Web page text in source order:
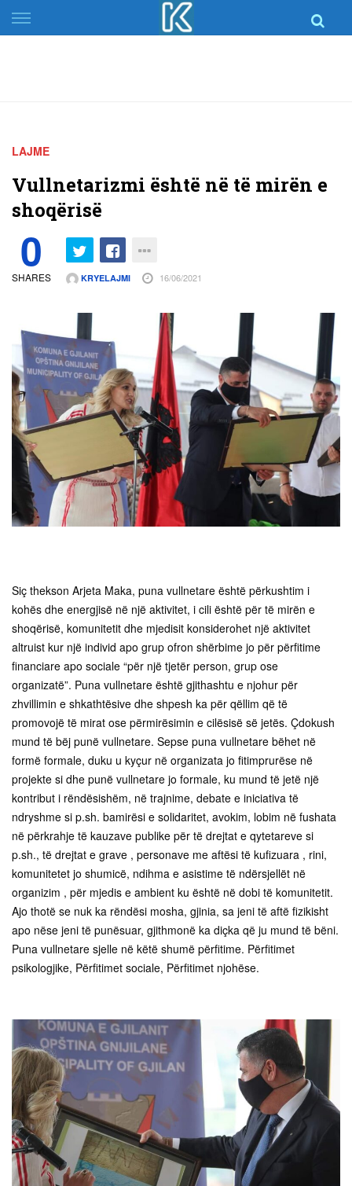
Skip
to
LAJME
Vullnetarizmi është në të mirën e
shoqërisë
0
SHARES KRYELAJMI 16/06/2021
Siç thekson Arjeta Maka, puna vullnetare është përkushtim i
kohës dhe energjisë në një aktivitet, i cili është për të mirën e
shoqërisë, komunitetit dhe mjedisit konsiderohet një aktivitet
altruist kur një individ apo grup ofron shërbime jo për përfitime
financiare apo sociale “për një tjetër person, grup ose
organizatë”. Puna vullnetare është gjithashtu e njohur për
zhvillimin e shkathtësive dhe shpesh ka për qëllim që të
promovojë të mirat ose përmirësimin e cilësisë së jetës. Çdokush
mund të bëj punë vullnetare. Sepse puna vullnetare bëhet në
formë formale, duku u kyçur në organizata jo fitimprurëse në
projekte si dhe punë vullnetare jo formale, ku mund të jetë një
kontribut i rëndësishëm, në trajnime, debate e iniciativa të
ndryshme si p.sh. bamirësi e solidaritet, avokim, lobim në fushata
në përkrahje të kauzave publike për të drejtat e qytetareve si
p.sh., të drejtat e grave , personave me aftësi të kufizuara , rini,
komunitetet jo shumicë, ndihma e asistime të ndërsjellët në
organizim , për mjedis e ambient ku është në dobi të komunitetit.
Ajo thotë se nuk ka rëndësi mosha, gjinia, sa jeni të aftë fizikisht
apo nëse jeni të punësuar, gjithmonë ka diçka që ju mund të bëni.
Puna vullnetare sjelle në këtë shumë përfitime. Përfitimet
psikologjike, Përfitimet sociale, Përfitimet njohëse.